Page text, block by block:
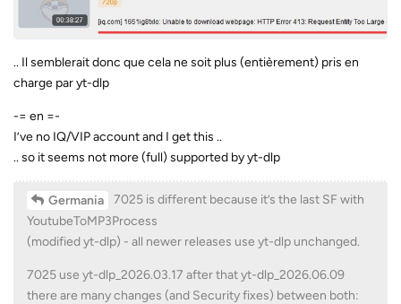
.. Il semblerait donc que cela ne soit plus (entièrement) pris en
charge par yt-dlp
-= en =-
I’ve no IQ/VIP account and I get this ..
.. so it seems not more (full) supported by yt-dlp
Germania
7025 is different because it’s the last SF with
YoutubeToMP3Process
(modified yt-dlp) - all newer releases use yt-dlp unchanged.
7025 use yt-dlp_2026.03.17 after that yt-dlp_2026.06.09
there are many changes (and Security fixes) between both: